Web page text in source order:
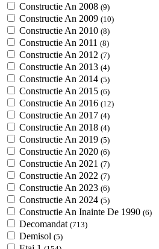
Constructie An 2008 (9)
Constructie An 2009 (10)
Constructie An 2010 (8)
Constructie An 2011 (8)
Constructie An 2012 (7)
Constructie An 2013 (4)
Constructie An 2014 (5)
Constructie An 2015 (6)
Constructie An 2016 (12)
Constructie An 2017 (4)
Constructie An 2018 (4)
Constructie An 2019 (5)
Constructie An 2020 (6)
Constructie An 2021 (7)
Constructie An 2022 (7)
Constructie An 2023 (6)
Constructie An 2024 (5)
Constructie An Inainte De 1990 (6)
Decomandat (713)
Demisol (5)